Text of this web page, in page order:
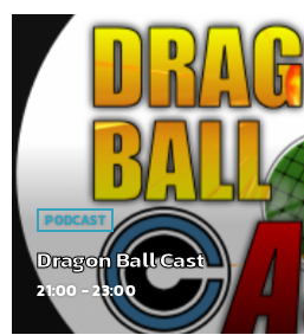
PODCAST
Dragon Ball Cast
21:00 - 23:00